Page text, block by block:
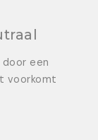
een
voorkomt